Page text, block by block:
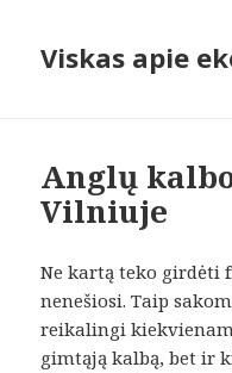
Viskas apie
Anglų
Vilniuje
Ne kartą teko girdėti
nenešiosi. Taip
reikalingi
gimtąją kalbą, bet ir